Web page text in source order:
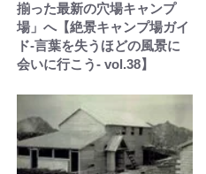
揃った最新の穴場キャンプ
場」へ【絶景キャンプ場ガイ
ド-言葉を失うほどの風景に
会いに行こう- vol.38】